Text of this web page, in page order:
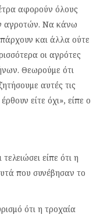
αφορούν όλους
αγροτών. Να κάνω
και άλλα ούτε
οι αγρότες
Θεωρούμε ότι
αυτές τις
είτε όχι», είπε ο
είπε ότι η
που συνέβησαν το
ότι η τροχαία